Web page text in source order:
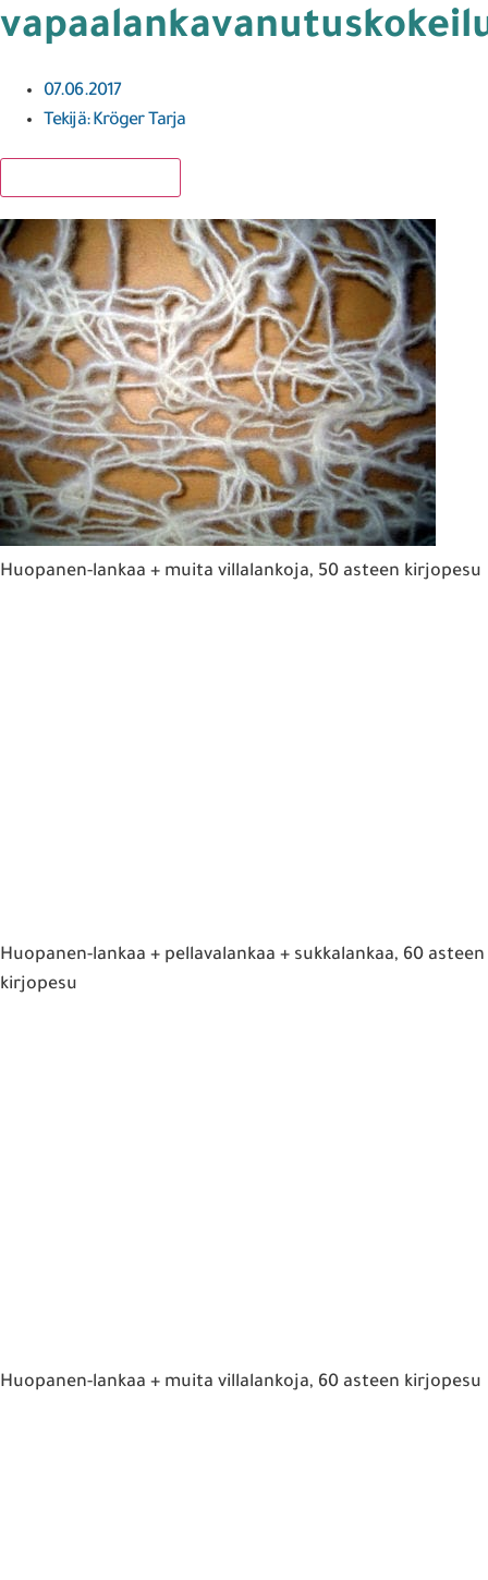
07.06.2017
Tekijä:Kröger Tarja
Huopanen-lankaa + muita villalankoja, 50 asteen kirjopesu
Huopanen-lankaa + pellavalankaa + sukkalankaa, 60 asteen
kirjopesu
Huopanen-lankaa + muita villalankoja, 60 asteen kirjopesu